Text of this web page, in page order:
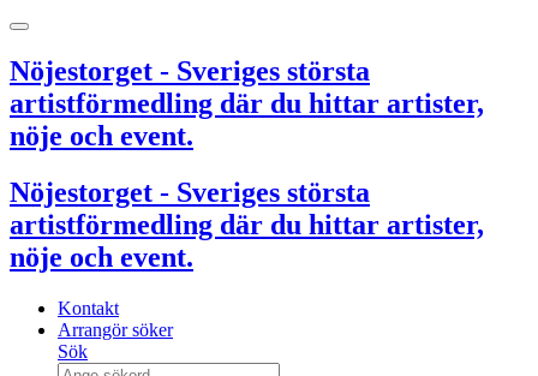
Nöjestorget - Sveriges största
artistförmedling där du hittar artister,
nöje och event.
Nöjestorget - Sveriges största
artistförmedling där du hittar artister,
nöje och event.
Kontakt
Arrangör söker
Sök